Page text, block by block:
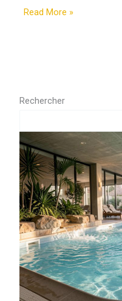
Read More »
Rechercher